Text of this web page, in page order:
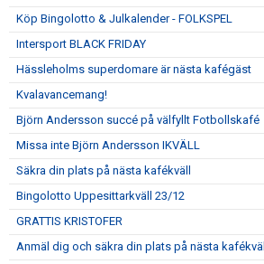
Köp Bingolotto & Julkalender - FOLKSPEL
Intersport BLACK FRIDAY
Hässleholms superdomare är nästa kafégäst
Kvalavancemang!
Björn Andersson succé på välfyllt Fotbollskafé
Missa inte Björn Andersson IKVÄLL
Säkra din plats på nästa kafékväll
Bingolotto Uppesittarkväll 23/12
GRATTIS KRISTOFER
Anmäl dig och säkra din plats på nästa kafékväll